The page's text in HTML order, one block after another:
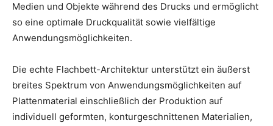
Medien und Objekte während des Drucks und ermöglicht
so eine optimale Druckqualität sowie vielfältige
Anwendungsmöglichkeiten.
Die echte Flachbett-Architektur unterstützt ein äußerst
breites Spektrum von Anwendungsmöglichkeiten auf
Plattenmaterial einschließlich der Produktion auf
individuell geformten, konturgeschnittenen Materialien,